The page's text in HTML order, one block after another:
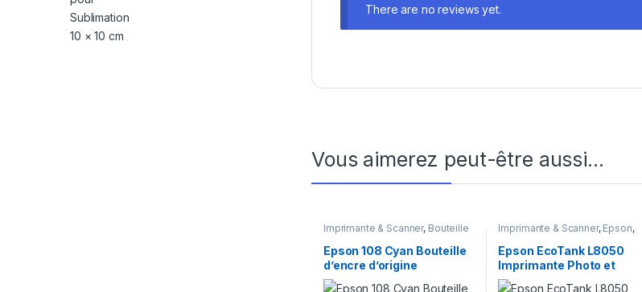
There are no reviews yet.
Vous aimerez peut-être aussi…
Imprimante & Scanner, Bouteille
d'encre
Epson 108 Cyan Bouteille
d’encre d’origine
(C13T09C24A)
Imprimante & Scanner, Epson,
Imprimante
Imprimante à
réservoirs rechargeables,
Meilleures ventes, Multifonction
Jet d'encre
Epson EcoTank L8050
Imprimante Photo et
cartes PVC